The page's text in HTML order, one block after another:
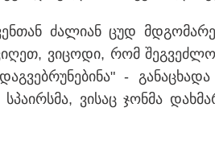
ძა­ლი­ან ცუდ
ვი­ცო­დი, რომ
- გა­ნა­ცხა­და
ვი­საც ჯონ­მა